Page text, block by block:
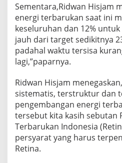
Sementara,Ridwan Hisjam
energi terbarukan saat ini
keseluruhan dan 12%
jauh dari target sedikitnya
padahal waktu tersisa
lagi,”paparnya.
Ridwan Hisjam
sistematis, terstruktur dan
pengembangan energi
tersebut kita kasih sebutan
Terbarukan Indonesia
persyarat yang harus
Retina.